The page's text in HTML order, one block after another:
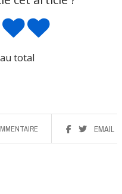
total
EMAIL